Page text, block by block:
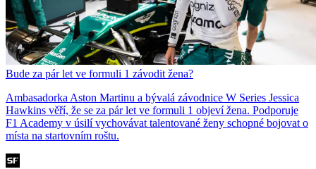
Bude za pár let ve formuli 1 závodit žena?
Ambasadorka Aston Martinu a bývalá závodnice W Series Jessica
Hawkins věří, že se za pár let ve formuli 1 objeví žena. Podporuje
F1 Academy v úsilí vychovávat talentované ženy schopné bojovat o
místa na startovním roštu.